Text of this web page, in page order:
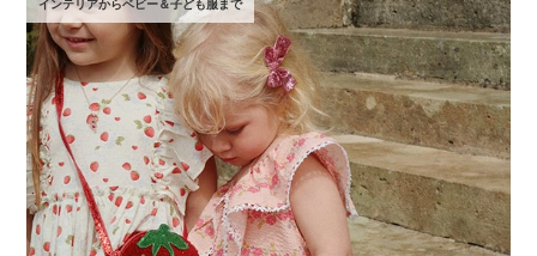
インテリアからベビー＆子ども服まで